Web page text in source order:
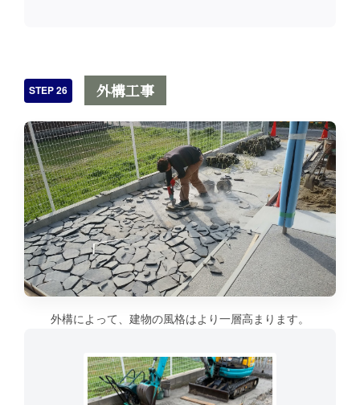
STEP 26 外構工事
外構によって、建物の風格はより一層高まります。